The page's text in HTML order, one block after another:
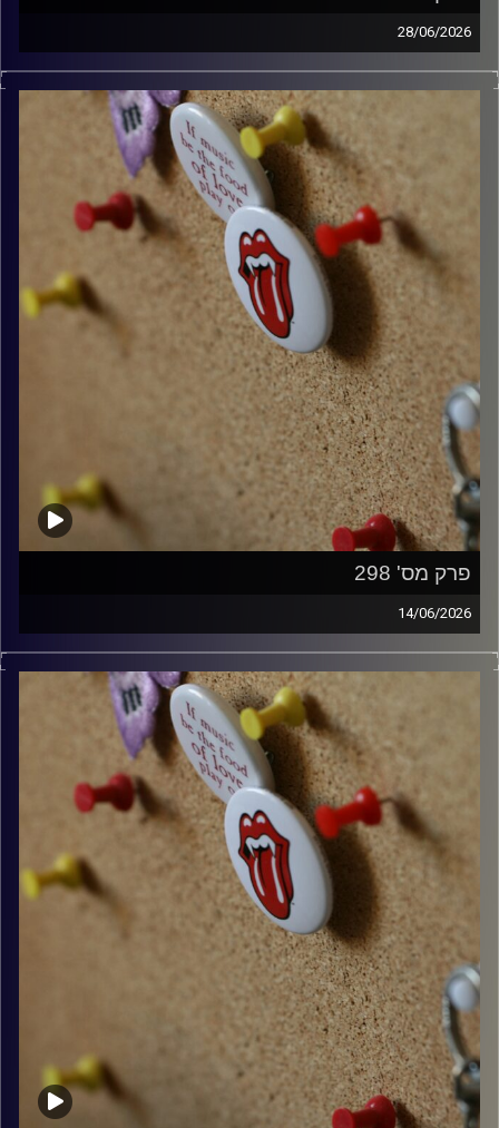
28/06/2026
קלאסיקות רוק עם אורן הוף.
włodi
פרק מס' 298
14/06/2026
קלאסיקות רוק עם אורן הוף.
włodi